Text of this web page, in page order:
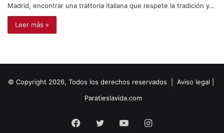
Madrid, encontrar una trattoria italiana que respete la tradición y…
Leer más »
© Copyright 2026, Todos los derechos reservados | Aviso legal
Paratieslavida.com
Facebook
Twitter YouTubeInstagram